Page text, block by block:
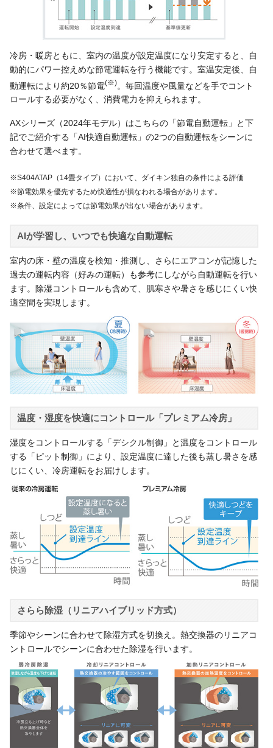
冷房・暖房ともに、室内の温度が設定温度になり安定すると、自
動的にパワー控えめな節電運転を行う機能です。室温安定後、自
動運転により約20％節電(※)
。毎回温度や風量などを手でコント
ロールする必要がなく、消費電力を抑えられます。
AXシリーズ（2024年モデル）はこちらの「節電自動運転」と下
記でご紹介する「AI快適自動運転」の2つの自動運転をシーンに
合わせて選べます。
※S404ATAP（14畳タイプ）において、ダイキン独自の条件による評価
※節電効果を優先するため快適性が損なわれる場合があります。
※条件、設定によっては節電効果が出ない場合があります。
AIが学習し、いつでも快適な自動運転
室内の床・壁の温度を検知・推測し、さらにエアコンが記憶した
過去の運転内容（好みの運転）も参考にしながら自動運転を行い
ます。除湿コントロールも含めて、肌寒さや暑さを感じにくい快
適空間を実現します。
温度・湿度を快適にコントロール「プレミアム冷房」
湿度をコントロールする「デシクル制御」と温度をコントロール
する「ピット制御」により、設定温度に達した後も蒸し暑さを感
じにくい、冷房運転をお届けします。
さらら除湿（リニアハイブリッド方式）
季節やシーンに合わせて除湿方式を切換え。熱交換器のリニアコ
ントロールでシーンに合わせた除湿を行います。